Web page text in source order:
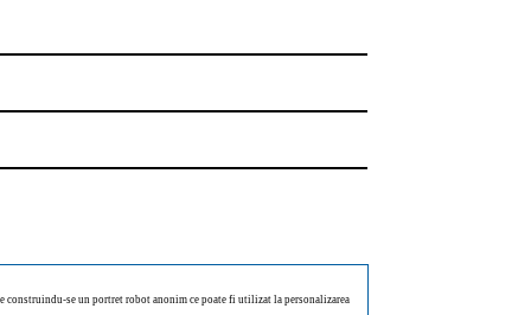
se un portret robot anonim ce poate fi utilizat la personalizarea